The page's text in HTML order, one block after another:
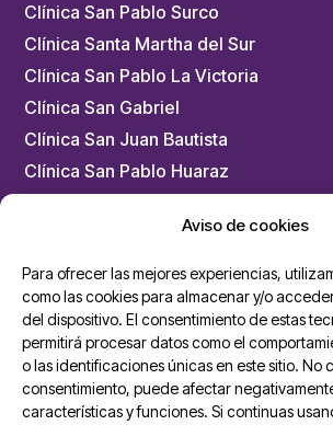
Aviso de cookies
Para ofrecer las mejores experiencias,
como las cookies para almacenar y/o
del dispositivo. El consentimiento de estas
permitirá procesar datos como el
o las identificaciones únicas en este sitio. No
consentimiento, puede afectar
características y funciones. Si continuas
Clínica San Pablo Surco
Clínica Santa Martha del Sur
Clínica San Pablo La Victoria
Clínica San Gabriel
Clínica San Juan Bautista
Clínica San Pablo Huaraz
Clínica San Pablo Arequipa
Chacarilla – Medicina Física y
Unidades San Pablo
Ambulancias Cardiomóvil
Dermoesthetik San Pablo